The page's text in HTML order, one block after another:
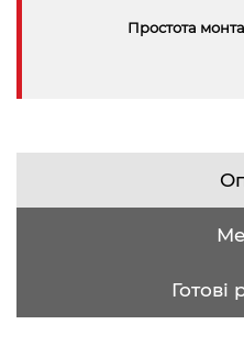
Простота
Готові